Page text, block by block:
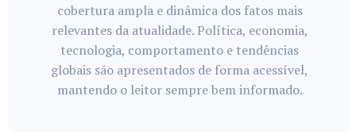
cobertura ampla e dinâmica dos fatos mais
relevantes da atualidade. Política, economia,
tecnologia, comportamento e tendências
globais são apresentados de forma acessível,
mantendo o leitor sempre bem informado.